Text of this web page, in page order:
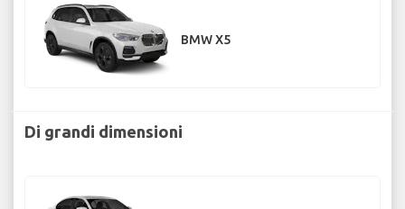
BMW X5
Di grandi dimensioni